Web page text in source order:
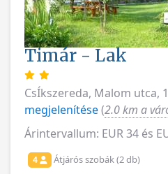
Timár - Lak
CsÍkszereda, Malom utca,
megjelenítése(2.0 km a
Árintervallum: EUR 34 és
4 Átjárós szobák (2 db)